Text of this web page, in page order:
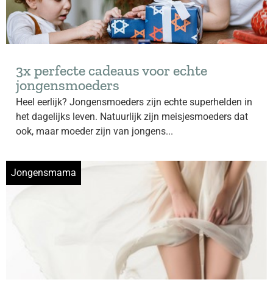
3x perfecte cadeaus voor echte
jongensmoeders
Heel eerlijk? Jongensmoeders zijn echte superhelden in
het dagelijks leven. Natuurlijk zijn meisjesmoeders dat
ook, maar moeder zijn van jongens...
Jongensmama